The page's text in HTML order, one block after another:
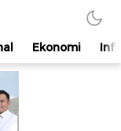
Ekonomi